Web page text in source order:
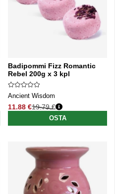
Badipommi Fizz Romantic
Rebel 200g x 3 kpl
Ancient Wisdom
11.88 €
Normaali hinta
19.79 €
OSTA